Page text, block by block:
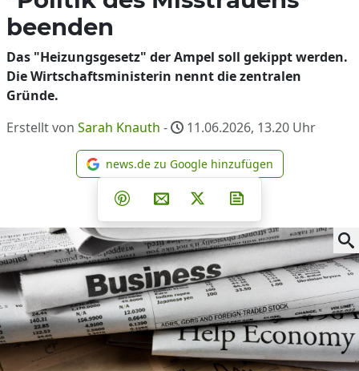
beenden
Das "Heizungsgesetz" der Ampel soll gekippt werden.
Die Wirtschaftsministerin nennt die zentralen
Gründe.
Erstellt von Sarah Knauth - 11.06.2026, 13.20 Uhr
news.de zu Google
news.de zu Google hinzufügen
Teilen auf Facebook
Teilen auf Whatsapp
Teilen auf Telegram
Teilen auf Pinterest
Per E-Mail teilen
Post auf X